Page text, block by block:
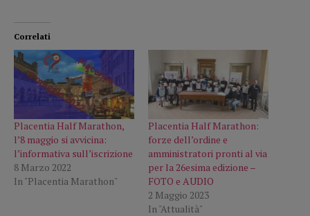
Correlati
Placentia Half Marathon,
l’8 maggio si avvicina:
l’informativa sull’iscrizione
8 Marzo 2022
In "Placentia Marathon"
Placentia Half Marathon:
forze dell’ordine e
amministratori pronti al via
per la 26esima edizione –
FOTO e AUDIO
2 Maggio 2023
In "Attualità"